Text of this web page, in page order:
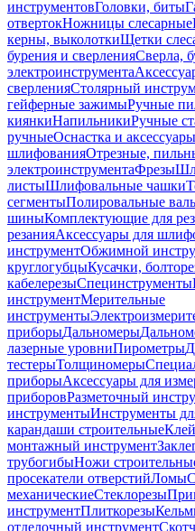
инструментовГоловки, биты
отвертокНожницы слесарные
керны, выколоткиЩетки
бурения и сверленияСверла,
электроинструмента
сверленияСтолярный
гейферные зажимыРучные
киянкиНапильникиРучные
ручныеОснастка и
шлифованияОтрезные,
электроинструментаФрезы
листыШлифовальные чашки
сегментыПолировальные
шиныКомплектующие для
резанияАксессуары для
инструментОбжимной
круглогубцыКусачки,
кабелерезыСпецинструменты
инструментМерительные
инструменты
приборыДальномеры
лазерные уровниПирометры
тестерыТолщиномеры
приборыАксессуары для
приборовРазметочный
инструментыИнструменты
карандаши строительные
монтажный инструмент
трубогибыНожи
просекатели отверстийЛомы
механическиеСтеклорезы
инструментПлиткорезы
отделочный инструмент